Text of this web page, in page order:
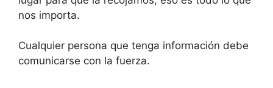
nos importa.
Cualquier persona que tenga información debe
comunicarse con la fuerza.